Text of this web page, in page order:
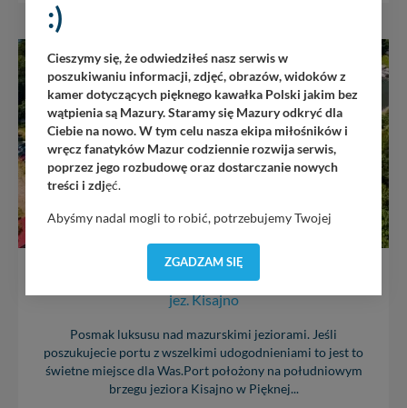
Port Sailor
jez. Kisajno
Posmak luksusu nad mazurskimi jeziorami. Jeśli
poszukujecie portu z wszelkimi udogodnieniami to jest to
świetne miejsce dla Was.Port położony na południowym
brzegu jeziora Kisajno w Pięknej...
:)
Cieszymy się, że odwiedziłeś nasz serwis w
poszukiwaniu informacji, zdjęć, obrazów, widoków z
kamer dotyczących pięknego kawałka Polski jakim bez
wątpienia są Mazury. Staramy się Mazury odkryć dla
Ciebie na nowo. W tym celu nasza ekipa miłośników i
wręcz fanatyków Mazur codziennie rozwija serwis,
poprzez jego rozbudowę oraz dostarczanie nowych
treści i zdjęć.
Abyśmy nadal mogli to robić, potrzebujemy Twojej
dostosować do Twoich preferencji. Twoje dane (w tym
pliki cookies) będą zapisywane w celu usprawnienia
wyszukania, ulubione miejsca, logowania, itp).
Bezpieczeństwo Twoich danych jest dla nas
priorytetowe, bez poinformowania Ciebie nie będziemy
zmieniać zakresu naszych uprawnień. Twoje dane są u
nas bezpieczne, jeśli masz wątpliwości co do naszych
intencji, zawsze możesz wycofać swoją zgodę. Więcej
ZGADZAM SIĘ